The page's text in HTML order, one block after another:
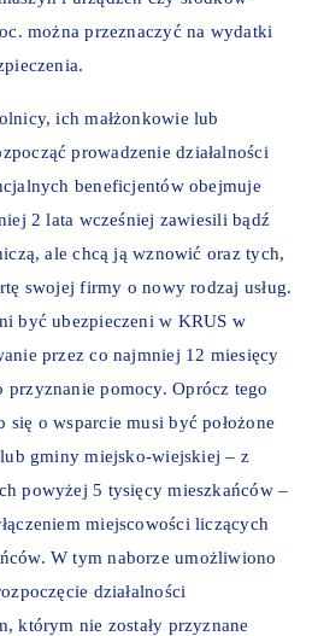
można przeznaczyć na wydatki
ich małżonkowie lub
prowadzenie działalności
beneficjentów obejmuje
2 lata wcześniej zawiesili bądź
ale chcą ją wznowić oraz tych,
swojej firmy o nowy rodzaj usług.
być ubezpieczeni w KRUS w
przez co najmniej 12 miesięcy
przyznanie pomocy. Oprócz tego
się o wsparcie musi być położone
gminy miejsko-wiejskiej – z
powyżej 5 tysięcy mieszkańców –
miejscowości liczących
W tym naborze umożliwiono
działalności
którym nie zostały przyznane